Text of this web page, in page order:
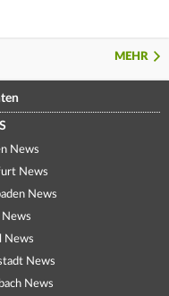
MEHR
News
News
News
News
News
News
News